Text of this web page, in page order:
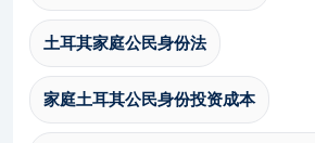
土耳其家庭公民身份法
家庭土耳其公民身份投资成本